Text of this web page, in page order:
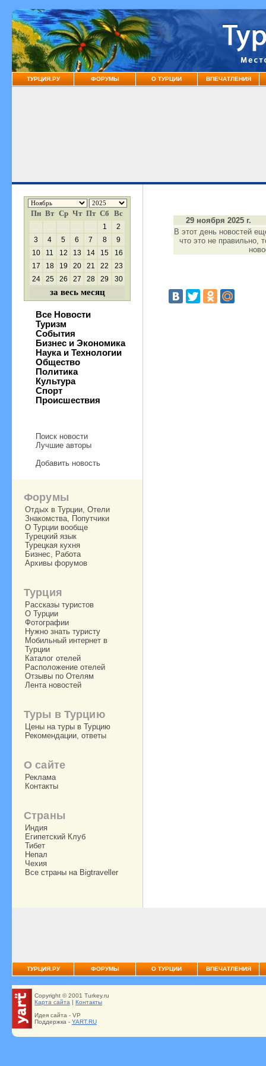
ТУРЦИЯ.РУ ФОРУМЫ О ТУРЦИИ ВПЕЧАТЛЕНИЯ
Пн Вт Ср Чт Пт Сб Вс
1
2
3
4 5 6 7 8
9
10
11 12 13 14 15
16
17
18 19 20 21 22
23
24
25 26 27 28 29 30
за весь месяц
Все Новости
Туризм
События
Бизнес и Экономика
Наука и Технологии
Общество
Политика
Культура
Спорт
Происшествия
Поиск новости
Лучшие авторы
Добавить новость
29 ноября 2025 г.
В этот день новостей
что это не правильно,
Форумы
Отдых в Турции, Отели
Знакомства, Попутчики
О Турции вообще
Турецкий язык
Турецкая кухня
Бизнес, Работа
Архивы форумов
Турция
Рассказы туристов
О Турции
Фотографии
Нужно знать туристу
Мобильный интернет в
Турции
Каталог отелей
Расположение отелей
Отзывы по Отелям
Лента новостей
Туры в Турцию
Цены на туры в Турцию
Рекомендации, ответы
О сайте
Реклама
Контакты
Страны
Индия
Египетский Клуб
Тибет
Непал
Чехия
Все страны на Bigtraveller
ТУРЦИЯ.РУ ФОРУМЫ О ТУРЦИИ ВПЕЧАТЛЕНИЯ
Copyright © 2001 Turkey.ru
Карта сайта | Контакты
Идея сайта - VP
Поддержка - YART.RU